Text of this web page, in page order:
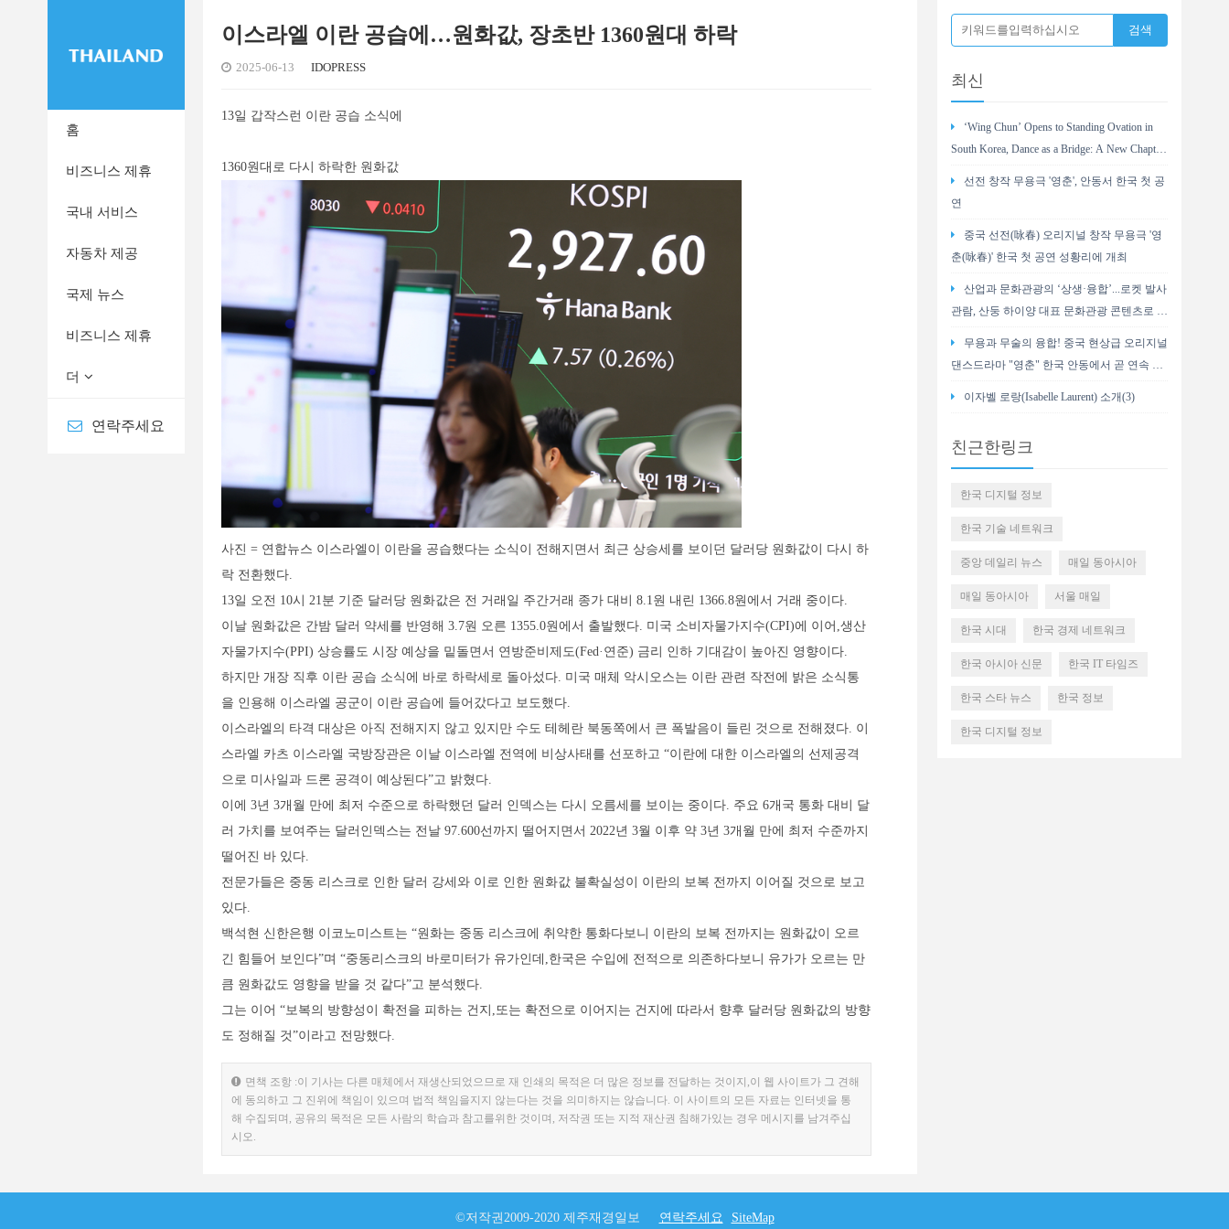
홈
비즈니스 제휴
국내 서비스
자동차 제공
국제 뉴스
비즈니스 제휴
더
연락주세요
이스라엘 이란 공습에…원화값, 장초반 1360원대 하락
2025-06-13 IDOPRESS
13일 갑작스런 이란 공습 소식에
1360원대로 다시 하락한 원화값
사진 = 연합뉴스 이스라엘이 이란을 공습했다는 소식이 전해지면서 최근 상승세를 보이던 달러당 원화값이 다시 하
락 전환했다.
13일 오전 10시 21분 기준 달러당 원화값은 전 거래일 주간거래 종가 대비 8.1원 내린 1366.8원에서 거래 중이다.
이날 원화값은 간밤 달러 약세를 반영해 3.7원 오른 1355.0원에서 출발했다. 미국 소비자물가지수(CPI)에 이어,생산
자물가지수(PPI) 상승률도 시장 예상을 밑돌면서 연방준비제도(Fed·연준) 금리 인하 기대감이 높아진 영향이다.
하지만 개장 직후 이란 공습 소식에 바로 하락세로 돌아섰다. 미국 매체 악시오스는 이란 관련 작전에 밝은 소식통
을 인용해 이스라엘 공군이 이란 공습에 들어갔다고 보도했다.
이스라엘의 타격 대상은 아직 전해지지 않고 있지만 수도 테헤란 북동쪽에서 큰 폭발음이 들린 것으로 전해졌다. 이
스라엘 카츠 이스라엘 국방장관은 이날 이스라엘 전역에 비상사태를 선포하고 “이란에 대한 이스라엘의 선제공격
으로 미사일과 드론 공격이 예상된다”고 밝혔다.
이에 3년 3개월 만에 최저 수준으로 하락했던 달러 인덱스는 다시 오름세를 보이는 중이다. 주요 6개국 통화 대비 달
러 가치를 보여주는 달러인덱스는 전날 97.600선까지 떨어지면서 2022년 3월 이후 약 3년 3개월 만에 최저 수준까지
떨어진 바 있다.
전문가들은 중동 리스크로 인한 달러 강세와 이로 인한 원화값 불확실성이 이란의 보복 전까지 이어질 것으로 보고
있다.
백석현 신한은행 이코노미스트는 “원화는 중동 리스크에 취약한 통화다보니 이란의 보복 전까지는 원화값이 오르
긴 힘들어 보인다”며 “중동리스크의 바로미터가 유가인데,한국은 수입에 전적으로 의존하다보니 유가가 오르는 만
큼 원화값도 영향을 받을 것 같다”고 분석했다.
그는 이어 “보복의 방향성이 확전을 피하는 건지,또는 확전으로 이어지는 건지에 따라서 향후 달러당 원화값의 방향
도 정해질 것”이라고 전망했다.
면책 조항 :이 기사는 다른 매체에서 재생산되었으므로 재 인쇄의 목적은 더 많은 정보를 전달하는 것이지,이 웹 사이트가 그 견해
에 동의하고 그 진위에 책임이 있으며 법적 책임을지지 않는다는 것을 의미하지는 않습니다. 이 사이트의 모든 자료는 인터넷을 통
해 수집되며, 공유의 목적은 모든 사람의 학습과 참고를위한 것이며, 저작권 또는 지적 재산권 침해가있는 경우 메시지를 남겨주십
시오.
최신
‘Wing Chun’ Opens to Standing Ovation in
South Korea, Dance as a Bridge: A New Chapter
선전 창작 무용극 '영춘', 안동서 한국 첫 공
연
중국 선전(咏春) 오리지널 창작 무용극 '영
춘(咏春)' 한국 첫 공연 성황리에 개최
산업과 문화관광의 ‘상생·융합’...로켓 발사
관람, 산둥 하이양 대표 문화관광 콘텐츠로 부
무용과 무술의 융합! 중국 현상급 오리지널
댄스드라마 "영춘" 한국 안동에서 곧 연속 2
이자벨 로랑(Isabelle Laurent) 소개(3)
친근한링크
한국 디지털 정보
한국 기술 네트워크
중앙 데일리 뉴스 매일 동아시아
매일 동아시아 서울 매일
한국 시대 한국 경제 네트워크
한국 아시아 신문 한국 IT 타임즈
한국 스타 뉴스 한국 정보
한국 디지털 정보
©저작권2009-2020 제주재경일보 연락주세요 SiteMap